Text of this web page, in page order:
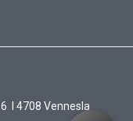
I 4708 Vennesla